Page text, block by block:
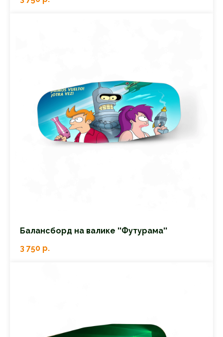
Балансборд на валике ''Футурама''
3 750 р.